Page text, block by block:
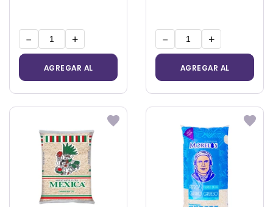
− +
AGREGAR AL
CARRITO
− +
AGREGAR AL
CARRITO